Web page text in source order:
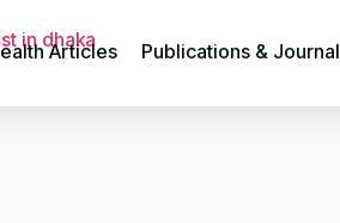
Articles Publications & Journal